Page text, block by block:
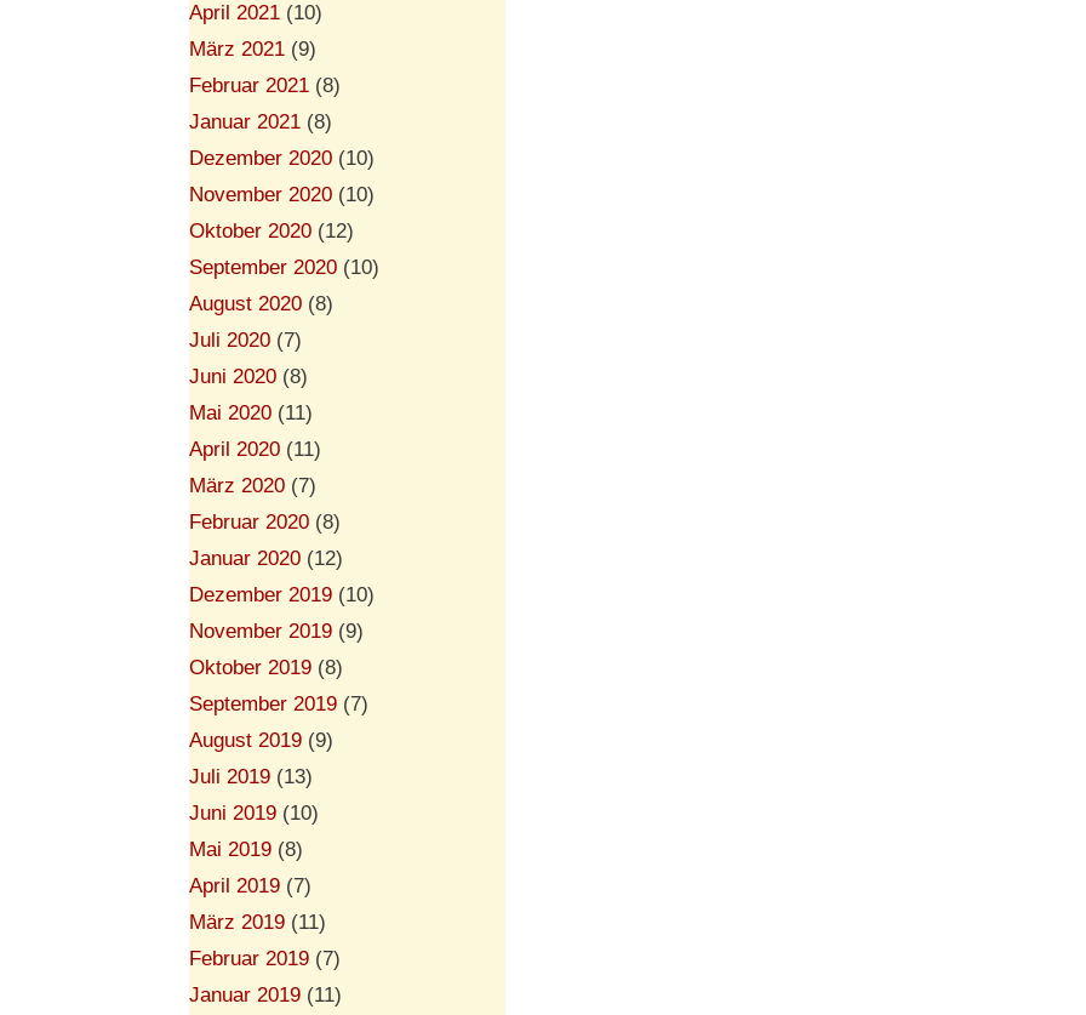
April 2021 (10)
März 2021 (9)
Februar 2021 (8)
Januar 2021 (8)
Dezember 2020 (10)
November 2020 (10)
Oktober 2020 (12)
September 2020 (10)
August 2020 (8)
Juli 2020 (7)
Juni 2020 (8)
Mai 2020 (11)
April 2020 (11)
März 2020 (7)
Februar 2020 (8)
Januar 2020 (12)
Dezember 2019 (10)
November 2019 (9)
Oktober 2019 (8)
September 2019 (7)
August 2019 (9)
Juli 2019 (13)
Juni 2019 (10)
Mai 2019 (8)
April 2019 (7)
März 2019 (11)
Februar 2019 (7)
Januar 2019 (11)